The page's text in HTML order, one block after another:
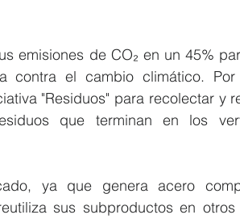
emisiones de CO₂ en un 45%
contra el cambio climático.
"Residuos" para recolectar y
que terminan en los
ya que genera acero
sus subproductos en otros